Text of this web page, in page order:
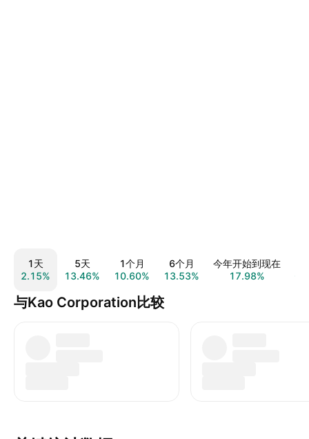
1天
2.15%
5天
13.46%
1个月
10.60%
6个月
13.53%
今年开始到现在
17.98%
与Kao Corporation比较